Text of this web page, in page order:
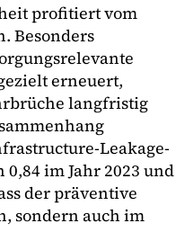
profitiert vom
Besonders
erneuert,
langfristig
Leakage-
im Jahr 2023 und
der präventive
sondern auch im